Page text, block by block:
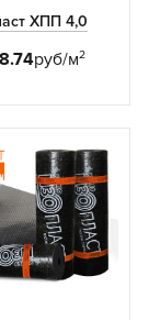
ХПП 4,0
руб/м2